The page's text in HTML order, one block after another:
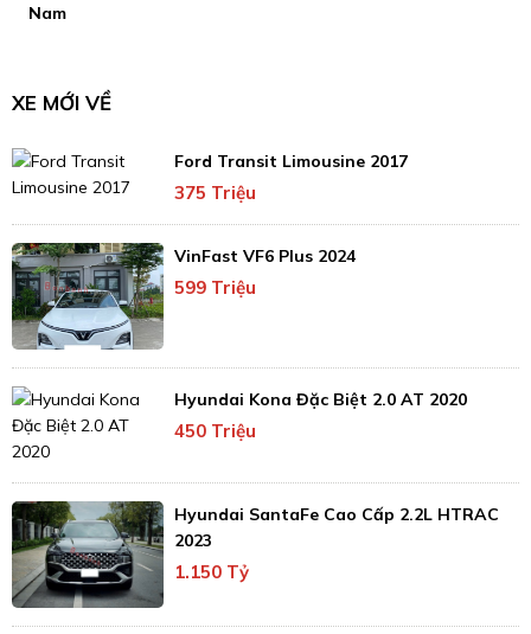
Nam
XE MỚI VỀ
Ford Transit Limousine 2017
375 Triệu
VinFast VF6 Plus 2024
599 Triệu
Hyundai Kona Đặc Biệt 2.0 AT 2020
450 Triệu
Hyundai SantaFe Cao Cấp 2.2L HTRAC
2023
1.150 Tỷ